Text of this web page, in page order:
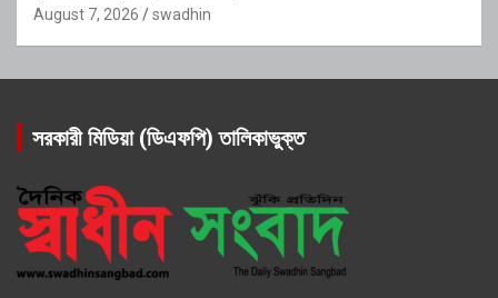
August 7, 2026 swadhin
সরকারী মিডিয়া (ডিএফপি) তালিকাভুক্ত